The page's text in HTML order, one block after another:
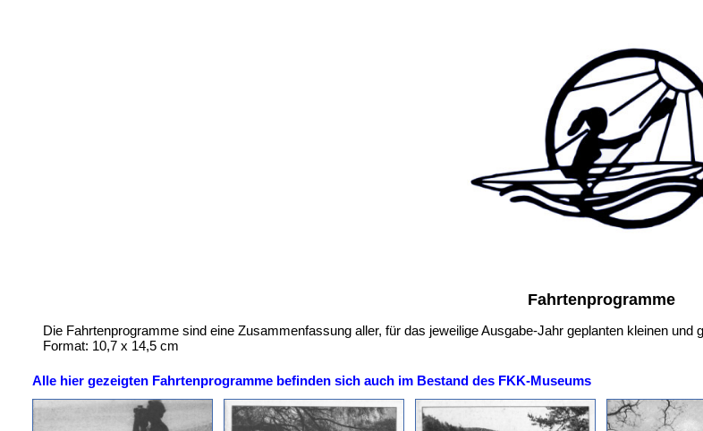
Fahrtenprogramme
Die Fahrtenprogramme sind eine Zusammenfassung aller, für das jeweilige Ausgabe-Jahr geplanten kleinen und
Format: 10,7 x 14,5 cm
Alle hier gezeigten Fahrtenprogramme befinden sich auch im Bestand des FKK-Museums